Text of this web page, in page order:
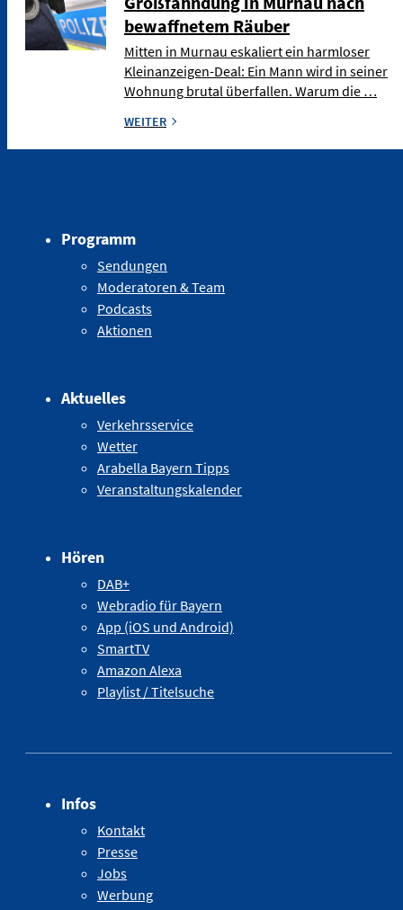
bewaffnetem Räuber
Mitten in Murnau eskaliert ein harmloser
Kleinanzeigen-Deal: Ein Mann wird in seiner
Wohnung brutal überfallen. Warum die …
WEITER
Programm
Sendungen
Moderatoren & Team
Podcasts
Aktionen
Aktuelles
Verkehrsservice
Wetter
Arabella Bayern Tipps
Veranstaltungskalender
Hören
DAB+
Webradio für Bayern
App (iOS und Android)
SmartTV
Amazon Alexa
Playlist / Titelsuche
Infos
Kontakt
Presse
Jobs
Werbung